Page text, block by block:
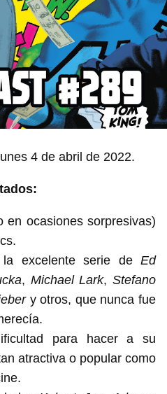
4 de abril de 2022.
en ocasiones sorpresivas)
excelente serie de Ed
, Michael Lark,Stefano
y otros, que nunca fue
para hacer a su
atractiva o popular como